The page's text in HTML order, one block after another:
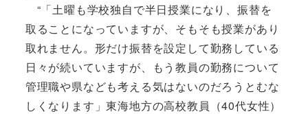
“「土曜も学校独自で半日授業になり、振替を
取ることになっていますが、そもそも授業があり
取れません。形だけ振替を設定して勤務している
日々が続いていますが、もう教員の勤務について
管理職や県なども考える気はないのだろうとむな
しくなります」東海地方の高校教員（40代女性）